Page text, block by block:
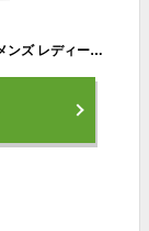
PONTAPES(ポンタペス) ラッシュガード トレンカ メンズ レディース UPF50+ PR-4600 ブラック XLサイズ UVカット UPF50 + 水着 スイムトレンカ黒色 ブラック